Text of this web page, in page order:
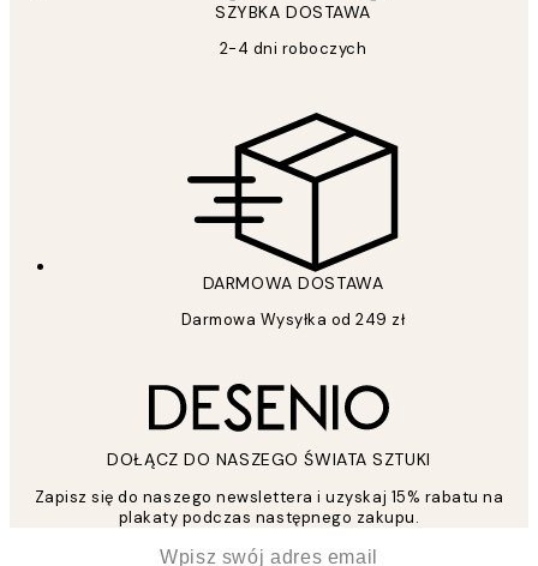
SZYBKA DOSTAWA
2-4 dni roboczych
DARMOWA DOSTAWA
Darmowa Wysyłka od 249 zł
DOŁĄCZ DO NASZEGO ŚWIATA SZTUKI
Zapisz się do naszego newslettera i uzyskaj 15% rabatu na
plakaty podczas następnego zakupu.